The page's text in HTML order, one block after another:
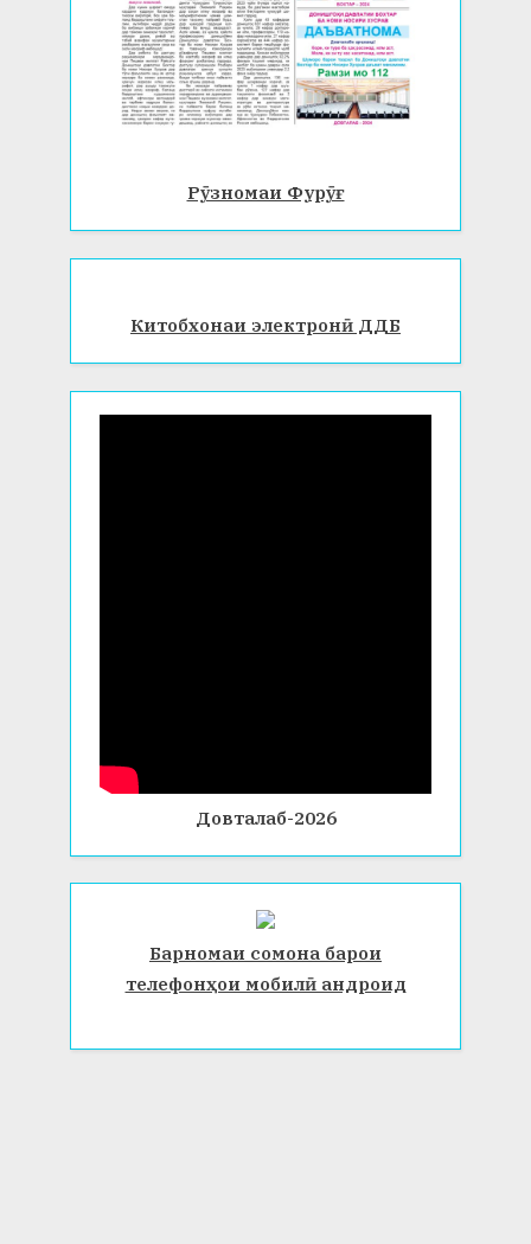
Рӯзномаи Фурӯғ
Китобхонаи электронӣ ДДБ
Довталаб-2026
Барномаи сомона барои
телефонҳои мобилӣ андроид